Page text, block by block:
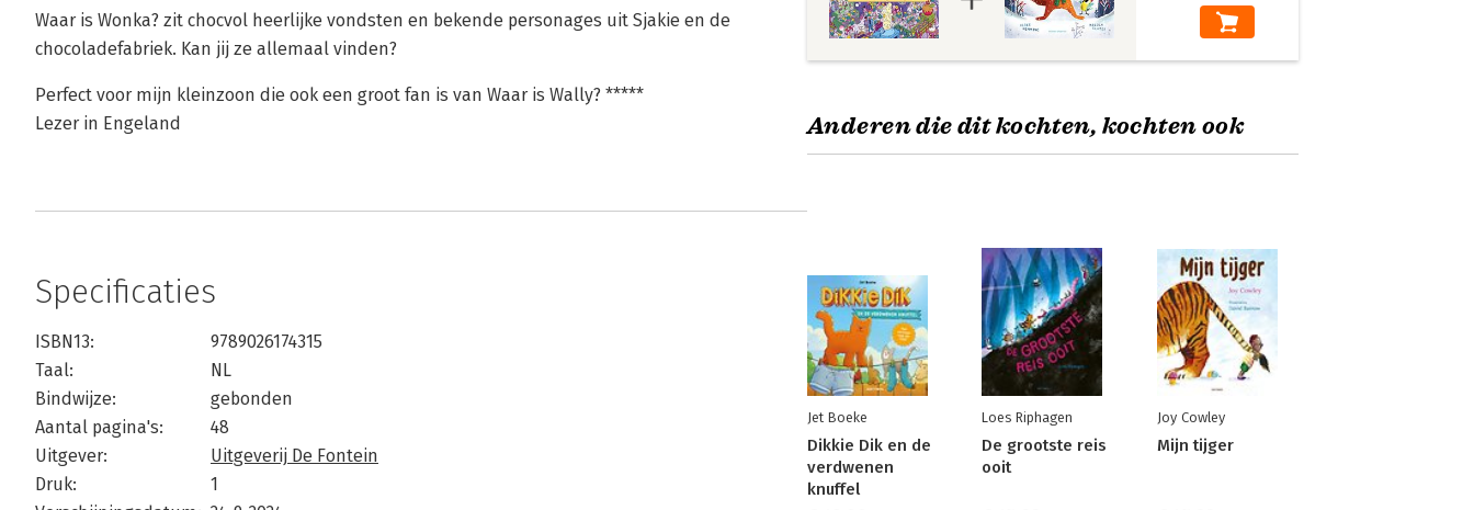
Waar is Wonka? zit chocvol heerlijke vondsten en bekende personages uit Sjakie en de
chocoladefabriek. Kan jij ze allemaal vinden?
Perfect voor mijn kleinzoon die ook een groot fan is van Waar is Wally? *****
Lezer in Engeland
Specificaties
ISBN13:
9789026174315
Taal:
NL
Bindwijze:
gebonden
Aantal pagina's:
48
Uitgever:
Uitgeverij De Fontein
Druk:
1
Anderen die dit kochten, kochten ook
Jet Boeke
Dikkie Dik en de
verdwenen
knuffel
Loes Riphagen
De grootste reis
ooit
Joy Cowley
Mijn tijger